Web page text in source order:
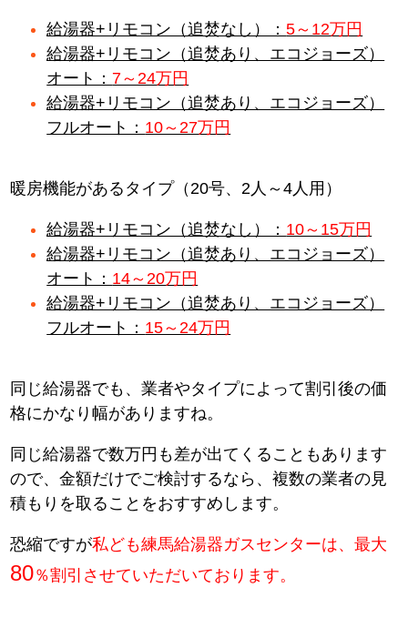
給湯器+リモコン（追焚なし）：5～12万円
給湯器+リモコン（追焚あり、エコジョーズ）
オート： 7～24万円
給湯器+リモコン（追焚あり、エコジョーズ）
フルオート： 10～27万円
暖房機能があるタイプ（20号、2人～4人用）
給湯器+リモコン（追焚なし）： 10～15万円
給湯器+リモコン（追焚あり、エコジョーズ）
オート： 14～20万円
給湯器+リモコン（追焚あり、エコジョーズ）
フルオート： 15～24万円
同じ給湯器でも、業者やタイプによって割引後の価
格にかなり幅がありますね。
同じ給湯器で数万円も差が出てくることもあります
ので、金額だけでご検討するなら、複数の業者の見
積もりを取ることをおすすめします。
恐縮ですが私ども練馬給湯器ガスセンターは、最大
80％割引させていただいております。